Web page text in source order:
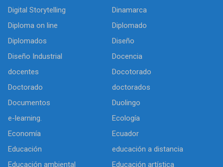
Digital Storytelling
Dinamarca
Diploma on line
Diplomado
Diplomados
Diseño
Diseño Industrial
Docencia
docentes
Docotorado
Doctorado
doctorados
Documentos
Duolingo
e-learning.
Ecología
Economía
Ecuador
Educación
educación a distancia
Educación ambiental
Educación artística